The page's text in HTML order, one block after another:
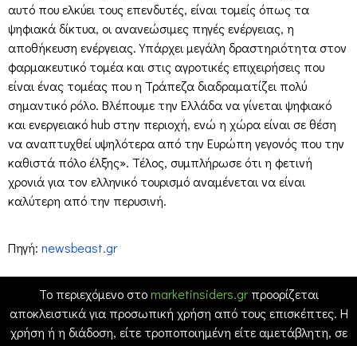
αυτό που ελκύει τους επενδυτές, είναι τομείς όπως τα
ψηφιακά δίκτυα, οι ανανεώσιμες πηγές ενέργειας, η
αποθήκευση ενέργειας. Υπάρχει μεγάλη δραστηριότητα στον
φαρμακευτικό τομέα και στις αγροτικές επιχειρήσεις που
είναι ένας τομέας που η Τράπεζα διαδραματίζει πολύ
σημαντικό ρόλο. Βλέπουμε την Ελλάδα να γίνεται ψηφιακό
και ενεργειακό hub στην περιοχή, ενώ η χώρα είναι σε θέση
να αναπτυχθεί υψηλότερα από την Ευρώπη γεγονός που την
καθιστά πόλο έλξης». Τέλος, συμπλήρωσε ότι η φετινή
χρονιά για τον ελληνικό τουρισμό αναμένεται να είναι
καλύτερη από την περυσινή.
Πηγή: newsbeast.gr
Το περιεχόμενο στοmarketinsiders.grπροορίζεται
αποκλειστικά για προσωπική χρήση από τους επισκέπτες. Η
χρήση ή η διάδοση, είτε τροποποιημένη είτε αμετάβλητη, σε